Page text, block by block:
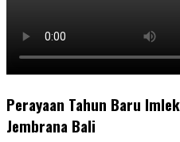
Perayaan Tahun Baru
Jembrana Bali